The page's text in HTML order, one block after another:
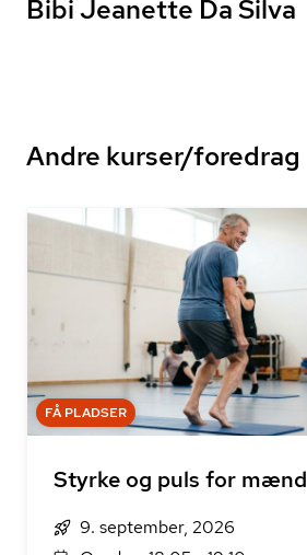
Bibi Jeanette Da Silva
Andre kurser/foredrag
FÅ PLADSER
Styrke og puls for mænd
9. september, 2026